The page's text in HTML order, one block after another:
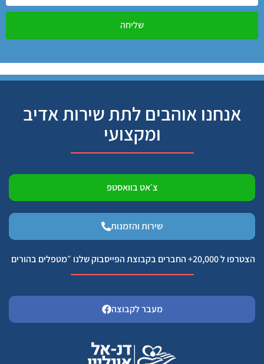
שליחה
אנחנו אוהבים לתת שירות אדיב
ומקצועי
צ׳אט בוואסטפ
שירות והזמנות
הצטרפו ל 20,000+ החברים בקבוצת הפייסבוק שלנו ״מטפלים בהורים
מעבר לקבוצה